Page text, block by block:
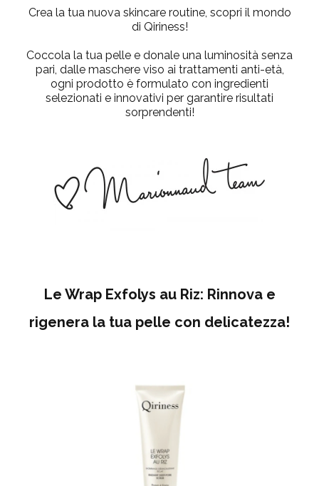
Crea la tua nuova skincare routine, scopri il mondo
di Qiriness!
Coccola la tua pelle e donale una luminosità senza
pari, dalle maschere viso ai trattamenti anti-età,
ogni prodotto è formulato con ingredienti
selezionati e innovativi per garantire risultati
sorprendenti!
Le Wrap Exfolys au Riz: Rinnova e
rigenera la tua pelle con delicatezza!